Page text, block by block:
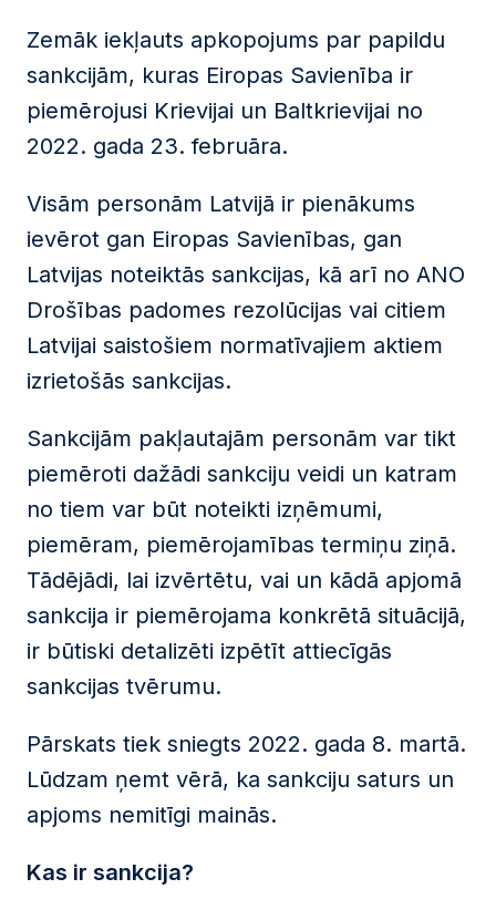
Zemāk iekļauts apkopojums par papildu
sankcijām, kuras Eiropas Savienība ir
piemērojusi Krievijai un Baltkrievijai no
2022. gada 23. februāra.
Visām personām Latvijā ir pienākums
ievērot gan Eiropas Savienības, gan
Latvijas noteiktās sankcijas, kā arī no ANO
Drošības padomes rezolūcijas vai citiem
Latvijai saistošiem normatīvajiem aktiem
izrietošās sankcijas.
Sankcijām pakļautajām personām var tikt
piemēroti dažādi sankciju veidi un katram
no tiem var būt noteikti izņēmumi,
piemēram, piemērojamības termiņu ziņā.
Tādējādi, lai izvērtētu, vai un kādā apjomā
sankcija ir piemērojama konkrētā situācijā,
ir būtiski detalizēti izpētīt attiecīgās
sankcijas tvērumu.
Pārskats tiek sniegts 2022. gada 8. martā.
Lūdzam ņemt vērā, ka sankciju saturs un
apjoms nemitīgi mainās.
Kas ir sankcija?